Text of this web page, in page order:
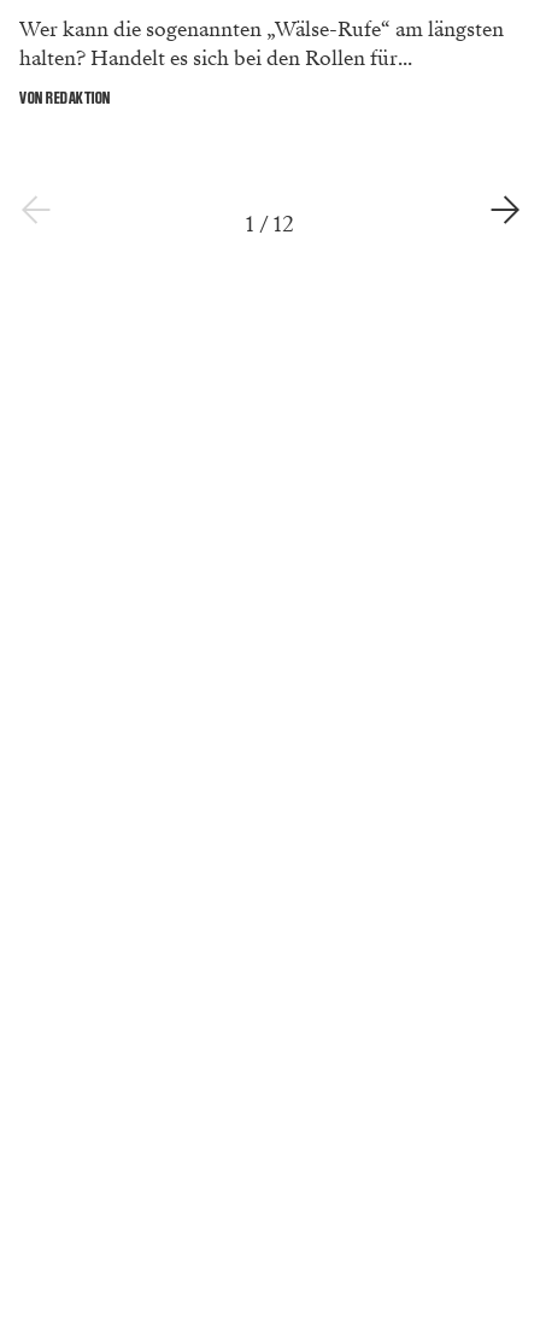
Wer kann die sogenannten „Wälse-Rufe“ am längsten
halten? Handelt es sich bei den Rollen für...
VON REDAKTION
1 /12